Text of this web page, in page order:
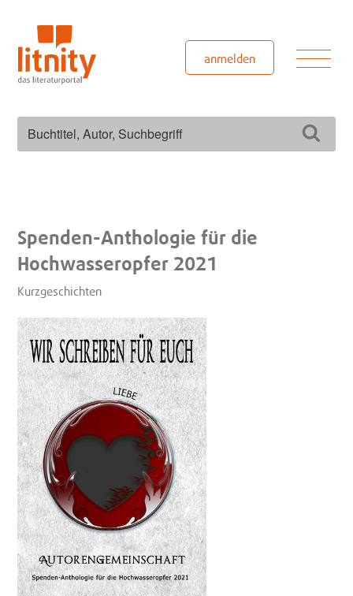
springen
anmelden
Spenden-Anthologie für die
Hochwasseropfer 2021
Kurzgeschichten